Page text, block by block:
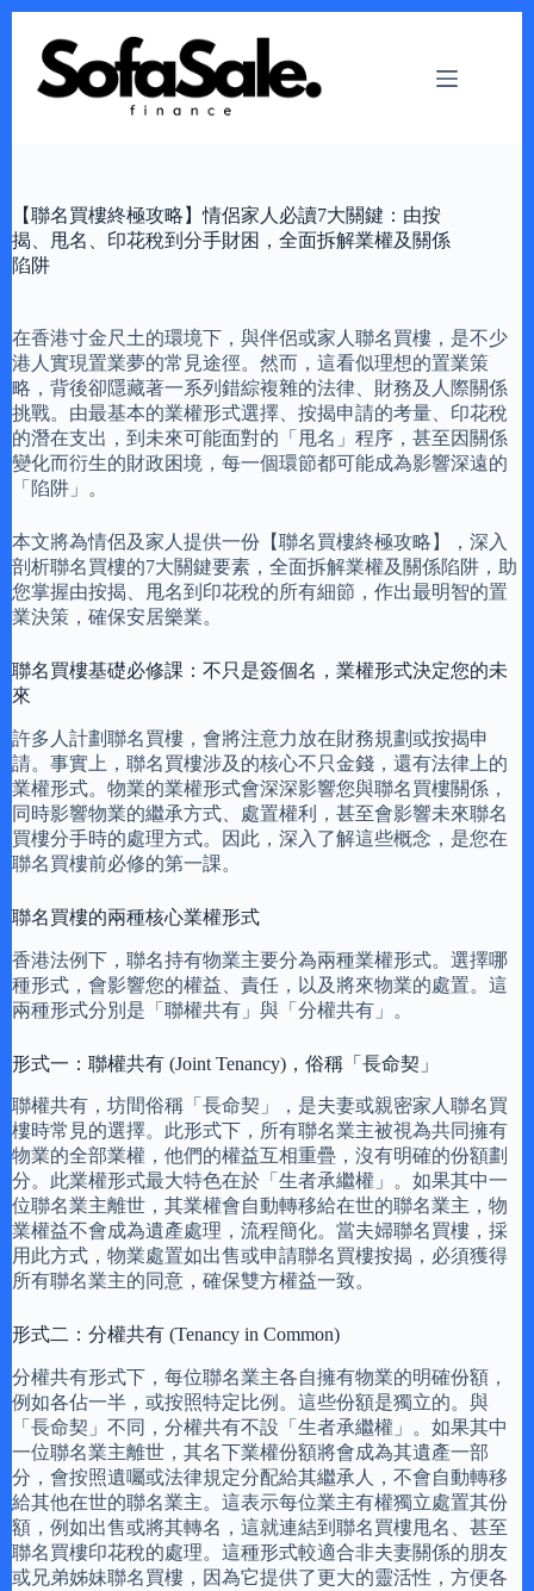
content
【聯名買樓終極攻略】情侶家人必讀7大關鍵：由按
揭、甩名、印花稅到分手財困，全面拆解業權及關係
陷阱
在香港寸金尺土的環境下，與伴侶或家人聯名買樓，是不少
港人實現置業夢的常見途徑。然而，這看似理想的置業策
略，背後卻隱藏著一系列錯綜複雜的法律、財務及人際關係
挑戰。由最基本的業權形式選擇、按揭申請的考量、印花稅
的潛在支出，到未來可能面對的「甩名」程序，甚至因關係
變化而衍生的財政困境，每一個環節都可能成為影響深遠的
「陷阱」。
本文將為情侶及家人提供一份【聯名買樓終極攻略】，深入
剖析聯名買樓的7大關鍵要素，全面拆解業權及關係陷阱，助
您掌握由按揭、甩名到印花稅的所有細節，作出最明智的置
業決策，確保安居樂業。
聯名買樓基礎必修課：不只是簽個名，業權形式決定您的未
來
許多人計劃聯名買樓，會將注意力放在財務規劃或按揭申
請。事實上，聯名買樓涉及的核心不只金錢，還有法律上的
業權形式。物業的業權形式會深深影響您與聯名買樓關係，
同時影響物業的繼承方式、處置權利，甚至會影響未來聯名
買樓分手時的處理方式。因此，深入了解這些概念，是您在
聯名買樓前必修的第一課。
聯名買樓的兩種核心業權形式
香港法例下，聯名持有物業主要分為兩種業權形式。選擇哪
種形式，會影響您的權益、責任，以及將來物業的處置。這
兩種形式分別是「聯權共有」與「分權共有」。
形式一：聯權共有 (Joint Tenancy)，俗稱「長命契」
聯權共有，坊間俗稱「長命契」，是夫妻或親密家人聯名買
樓時常見的選擇。此形式下，所有聯名業主被視為共同擁有
物業的全部業權，他們的權益互相重疊，沒有明確的份額劃
分。此業權形式最大特色在於「生者承繼權」。如果其中一
位聯名業主離世，其業權會自動轉移給在世的聯名業主，物
業權益不會成為遺產處理，流程簡化。當夫婦聯名買樓，採
用此方式，物業處置如出售或申請聯名買樓按揭，必須獲得
所有聯名業主的同意，確保雙方權益一致。
形式二：分權共有 (Tenancy in Common)
分權共有形式下，每位聯名業主各自擁有物業的明確份額，
例如各佔一半，或按照特定比例。這些份額是獨立的。與
「長命契」不同，分權共有不設「生者承繼權」。如果其中
一位聯名業主離世，其名下業權份額將會成為其遺產一部
分，會按照遺囑或法律規定分配給其繼承人，不會自動轉移
給其他在世的聯名業主。這表示每位業主有權獨立處置其份
額，例如出售或將其轉名，這就連結到聯名買樓甩名、甚至
聯名買樓印花稅的處理。這種形式較適合非夫妻關係的朋友
或兄弟姊妹聯名買樓，因為它提供了更大的靈活性，方便各